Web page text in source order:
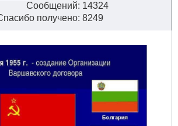
Сообщений: 14324
получено: 8249